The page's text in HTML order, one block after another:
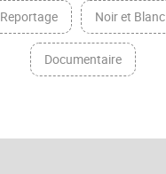
Reportage Noir et Blanc
Documentaire